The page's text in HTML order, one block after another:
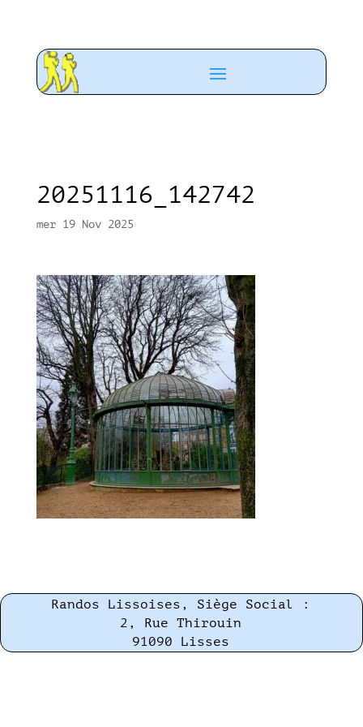
20251116_142742
mer 19 Nov 2025
Randos Lissoises, Siège Social :
2, Rue Thirouin
91090 Lisses